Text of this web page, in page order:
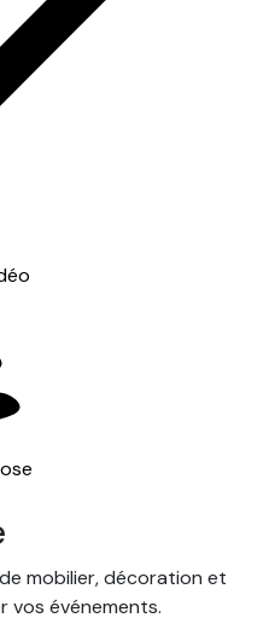
mobilier, décoration et
vos événements.